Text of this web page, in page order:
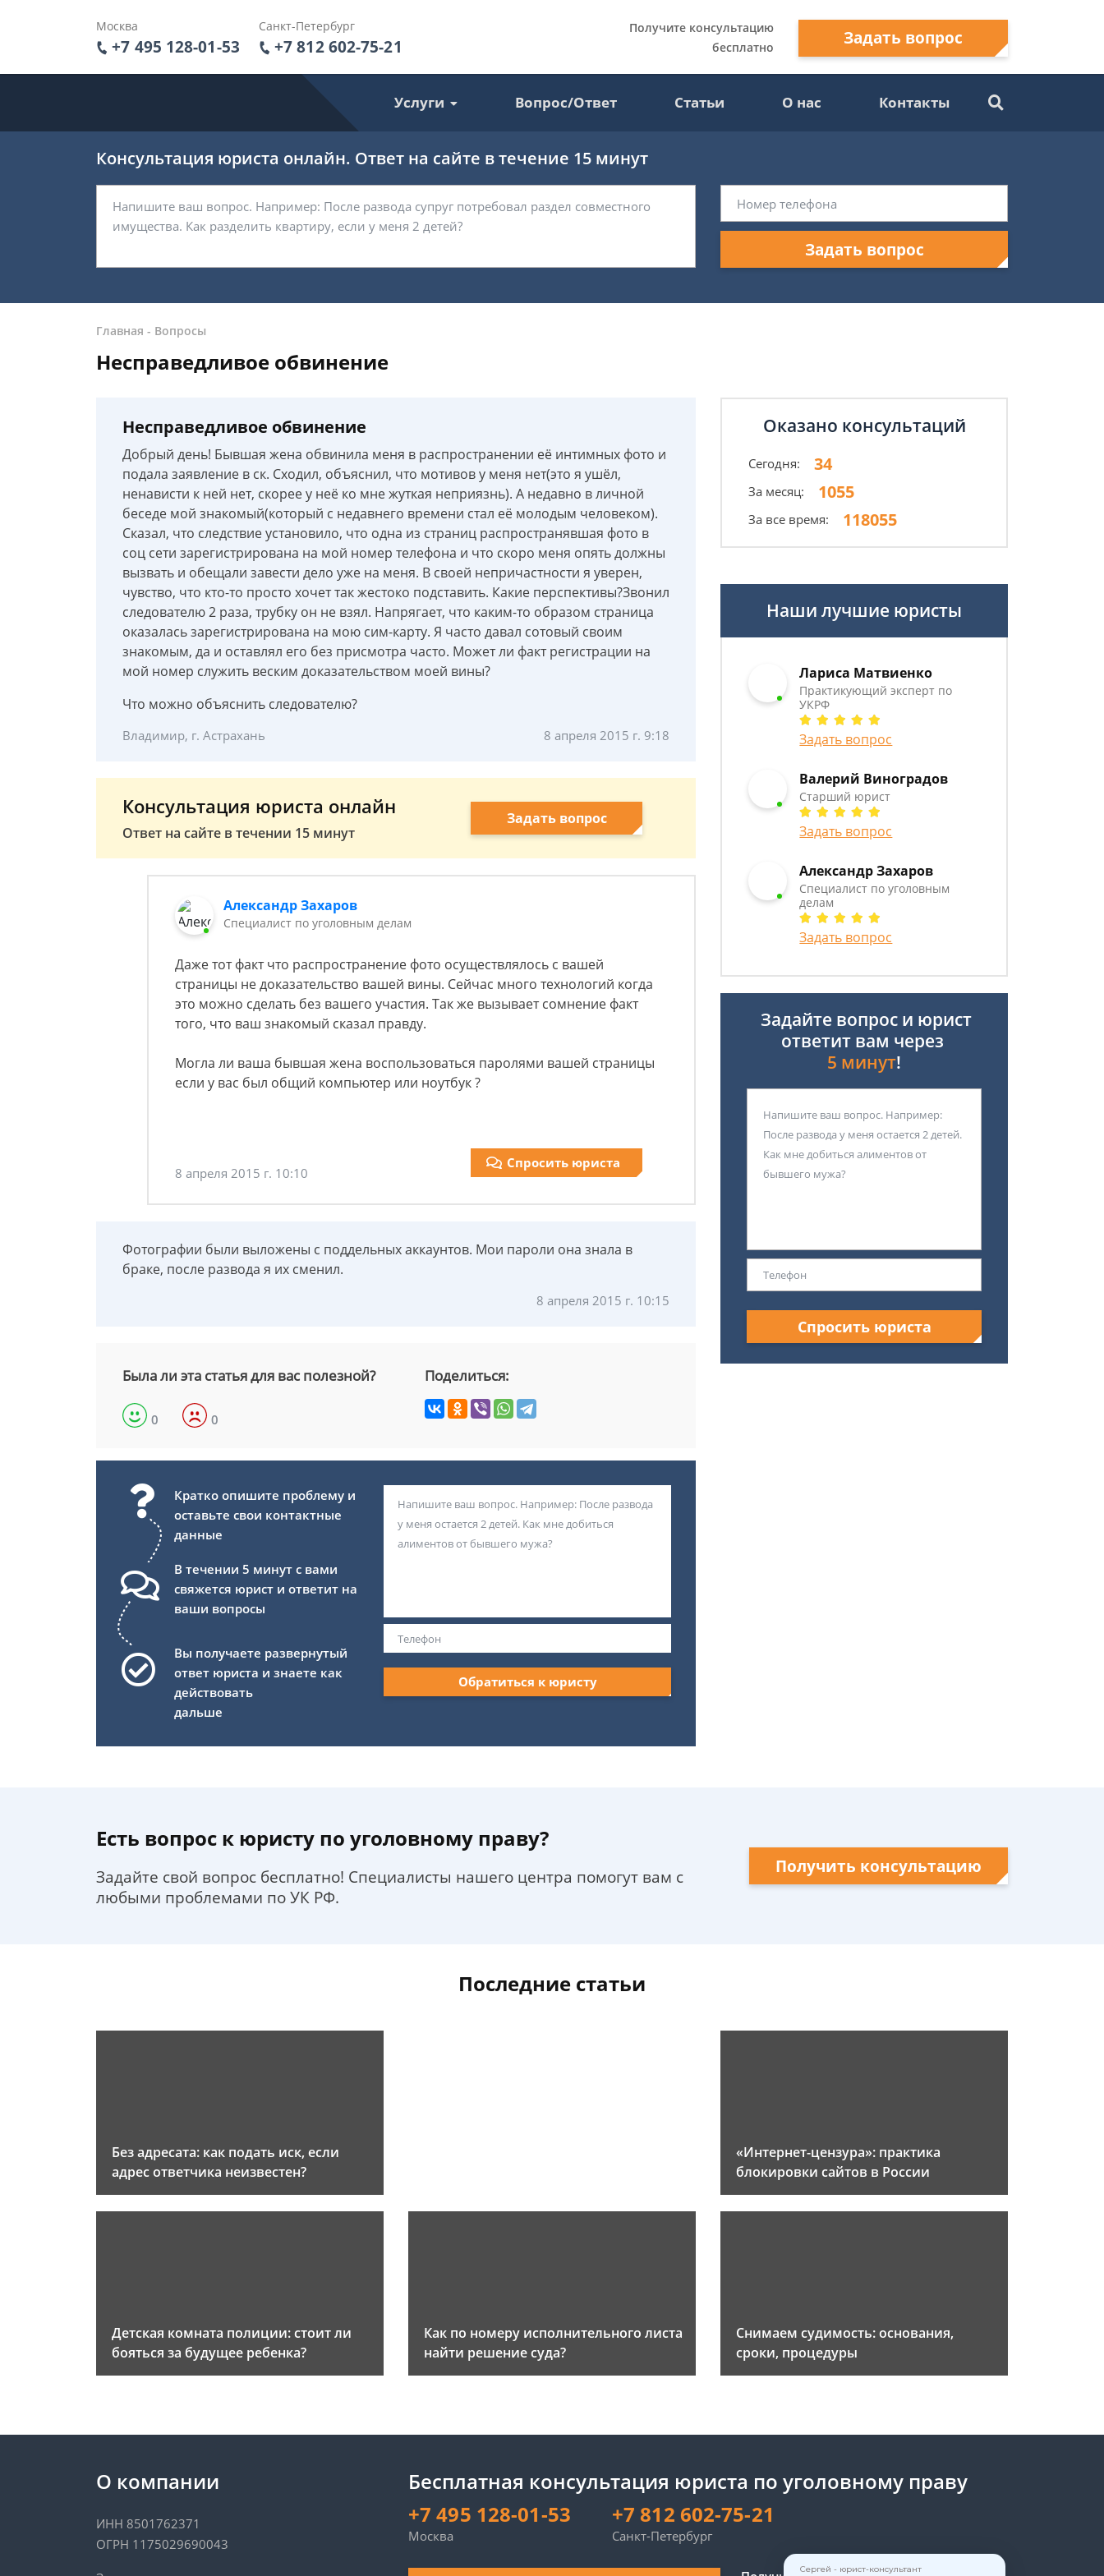
Москва
+7 495 128-01-53
Санкт-Петербург
+7 812 602-75-21
Получите консультацию
бесплатно
Задать вопрос
Услуги Вопрос/Ответ Статьи О нас Контакты
Консультация юриста онлайн. Ответ на сайте в течение 15 минут
Задать вопрос
Главная - Вопросы
Несправедливое обвинение
Несправедливое обвинение
Добрый день! Бывшая жена обвинила меня в распространении её интимных фото и
подала заявление в ск. Сходил, объяснил, что мотивов у меня нет(это я ушёл,
ненависти к ней нет, скорее у неё ко мне жуткая неприязнь). А недавно в личной
беседе мой знакомый(который с недавнего времени стал её молодым человеком).
Сказал, что следствие установило, что одна из страниц распространявшая фото в
соц сети зарегистрирована на мой номер телефона и что скоро меня опять должны
вызвать и обещали завести дело уже на меня. В своей непричастности я уверен,
чувство, что кто-то просто хочет так жестоко подставить. Какие перспективы?Звонил
следователю 2 раза, трубку он не взял. Напрягает, что каким-то образом страница
оказалась зарегистрирована на мою сим-карту. Я часто давал сотовый своим
знакомым, да и оставлял его без присмотра часто. Может ли факт регистрации на
мой номер служить веским доказательством моей вины?
Что можно объяснить следователю?
Владимир, г. Астрахань 8 апреля 2015 г. 9:18
Консультация юриста онлайн
Ответ на сайте в течении 15 минут
Задать вопрос
Александр Захаров
Специалист по уголовным делам
Даже тот факт что распространение фото осуществлялось с вашей
страницы не доказательство вашей вины. Сейчас много технологий когда
это можно сделать без вашего участия. Так же вызывает сомнение факт
того, что ваш знакомый сказал правду.
Могла ли ваша бывшая жена воспользоваться паролями вашей страницы
если у вас был общий компьютер или ноутбук ?
8 апреля 2015 г. 10:10
Спросить юриста
Фотографии были выложены с поддельных аккаунтов. Мои пароли она знала в
браке, после развода я их сменил.
8 апреля 2015 г. 10:15
Была ли эта статья для вас полезной?
0 0
Поделиться:
Кратко опишите проблему и
оставьте свои контактные
данные
В течении 5 минут с вами
свяжется юрист и ответит на
ваши вопросы
Вы получаете развернутый
ответ юриста и знаете как
действовать
дальше
Обратиться к юристу
Оказано консультаций
Сегодня: 34
За месяц: 1055
За все время: 118055
Наши лучшие юристы
Лариса Матвиенко
Практикующий эксперт по
УКРФ
Задать вопрос
Валерий Виноградов
Старший юрист
Задать вопрос
Александр Захаров
Специалист по уголовным
делам
Задать вопрос
Задайте вопрос и юрист
ответит вам через
5 минут!
Спросить юриста
Есть вопрос к юристу по уголовному праву?
Задайте свой вопрос бесплатно! Специалисты нашего центра помогут вам с
любыми проблемами по УК РФ.
Получить консультацию
Последние статьи
Без адресата: как подать иск, если
адрес ответчика неизвестен?
«Интернет-цензура»: практика
блокировки сайтов в России
Детская комната полиции: стоит ли
бояться за будущее ребенка?
Как по номеру исполнительного листа
найти решение суда?
Снимаем судимость: основания,
сроки, процедуры
О компании
ИНН 8501762371
ОГРН 1175029690043
Бесплатная консультация юриста по уголовному праву
+7 495 128-01-53
Москва
+7 812 602-75-21
Санкт-Петербург
Сергей - юрист-консультант